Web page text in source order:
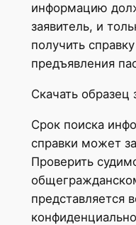
информацию
заявитель, и
получить
предъявления
Скачать образец
Срок поиска
справки может
Проверить
представляется